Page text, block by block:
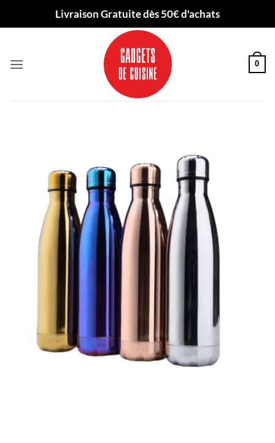
Livraison Gratuite dès 50€ d'achats
0